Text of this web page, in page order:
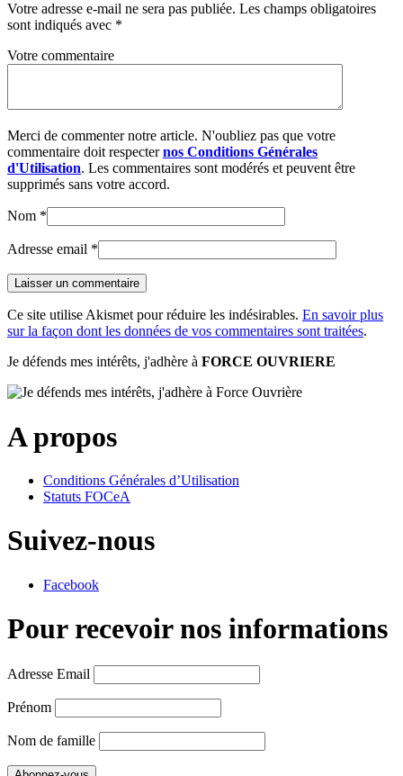
Votre adresse e-mail ne sera pas publiée. Les champs obligatoires
sont indiqués avec *
Votre commentaire
Merci de commenter notre article. N'oubliez pas que votre
commentaire doit respecternos Conditions Générales
d'Utilisation. Les commentaires sont modérés et peuvent être
supprimés sans votre accord.
Nom *
Adresse email *
Ce site utilise Akismet pour réduire les indésirables. En savoir plus
sur la façon dont les données de vos commentaires sont traitées.
Je défends mes intérêts, j'adhère à FORCE OUVRIERE
A propos
Conditions Générales d’Utilisation
Statuts FOCeA
Suivez-nous
Facebook
Pour recevoir nos informations
Adresse Email
Prénom
Nom de famille